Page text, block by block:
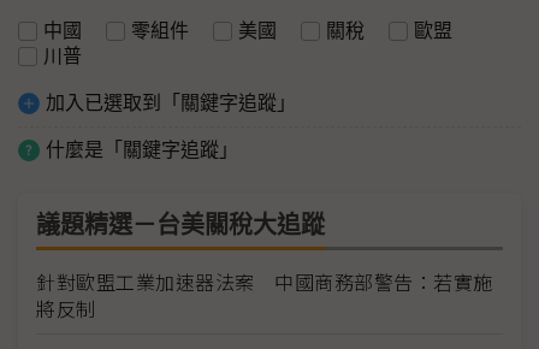
中國 零組件 美國 關稅
歐盟
川普
加入已選取到「關鍵字追蹤」
什麼是「關鍵字追蹤」
議題精選－台美關稅大追蹤
針對歐盟工業加速器法案 中國商務部警告：若實施
將反制